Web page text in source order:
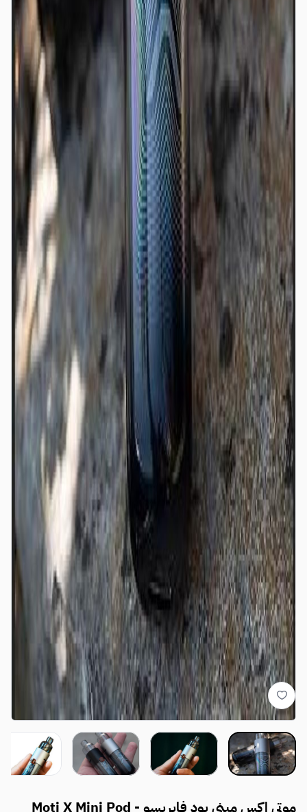
موتي اكس ميني بود فابريسو - Moti X Mini Pod